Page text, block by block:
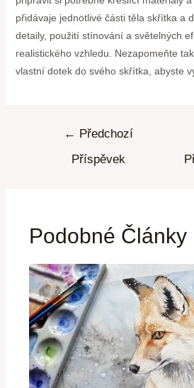
přidávaje jednotlivé části těla skřítka a
detaily, použití stínování a světelných
realistického vzhledu. Nezapomeňte
vlastní dotek do svého skřítka, abyste
← Předchozí
Příspěvek
Podobné Články